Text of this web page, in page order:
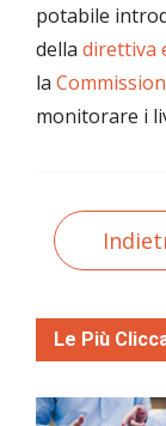
potabile
della direttiva
la
monitorare i
Le Più